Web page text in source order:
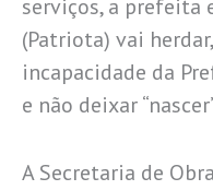
serviços, a prefeita
(Patriota) vai
incapacidade da
e não deixar
A Secretaria de